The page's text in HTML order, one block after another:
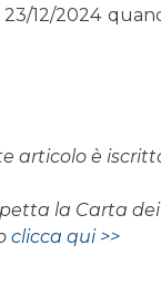
23/12/2024
articolo è
la Carta
clicca qui >>